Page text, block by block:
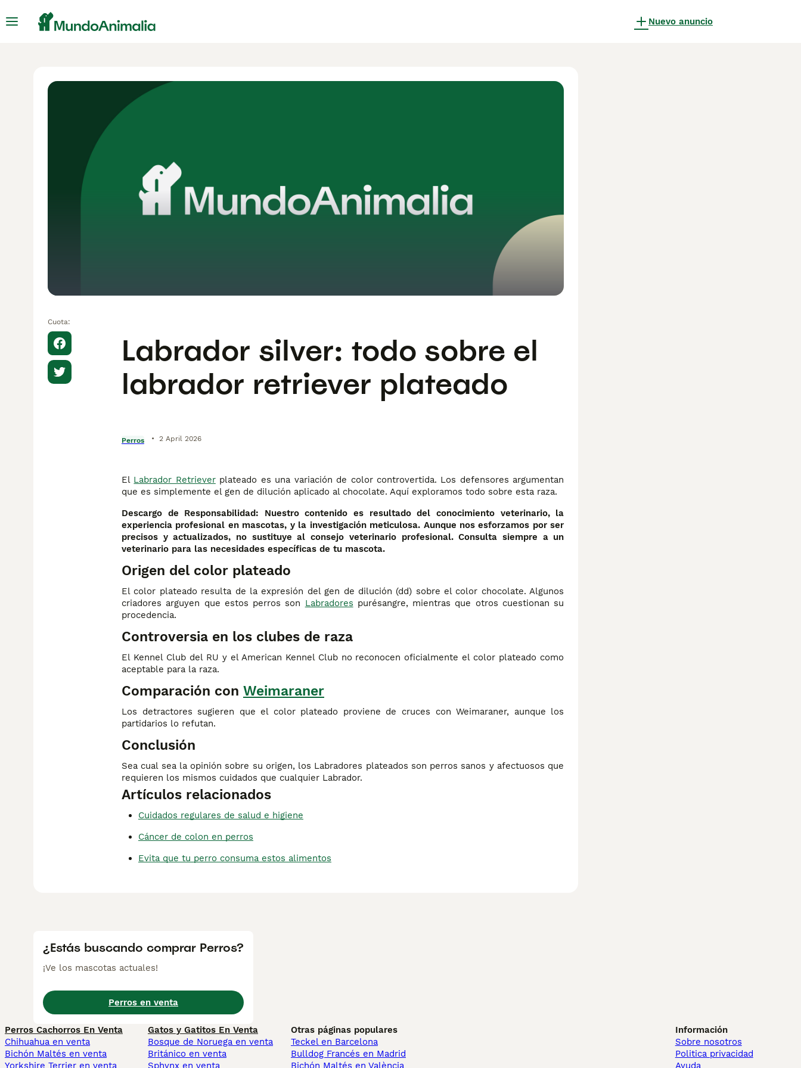
Nuevo anuncio
Cuota:
Labrador silver: todo sobre el
labrador retriever plateado
Perros • 2 April 2026
El Labrador Retrieverplateado es una variación de color controvertida. Los defensores argumentan
que es simplemente el gen de dilución aplicado al chocolate. Aquí exploramos todo sobre esta raza.
Descargo de Responsabilidad: Nuestro contenido es resultado del conocimiento veterinario, la
experiencia profesional en mascotas, y la investigación meticulosa. Aunque nos esforzamos por ser
precisos y actualizados, no sustituye al consejo veterinario profesional. Consulta siempre a un
veterinario para las necesidades específicas de tu mascota.
Origen del color plateado
El color plateado resulta de la expresión del gen de dilución (dd) sobre el color chocolate. Algunos
criadores arguyen que estos perros son Labradores purésangre, mientras que otros cuestionan su
procedencia.
Controversia en los clubes de raza
El Kennel Club del RU y el American Kennel Club no reconocen oficialmente el color plateado como
aceptable para la raza.
Comparación con Weimaraner
Los detractores sugieren que el color plateado proviene de cruces con Weimaraner, aunque los
partidarios lo refutan.
Conclusión
Sea cual sea la opinión sobre su origen, los Labradores plateados son perros sanos y afectuosos que
requieren los mismos cuidados que cualquier Labrador.
Artículos relacionados
Cuidados regulares de salud e higiene
Cáncer de colon en perros
Evita que tu perro consuma estos alimentos
¿Estás buscando comprar Perros?
¡Ve los mascotas actuales!
Perros en venta
Perros Cachorros En Venta
Chihuahua en venta
Bichón Maltés en venta
Yorkshire Terrier en venta
Gatos y Gatitos En Venta
Bosque de Noruega en venta
Británico en venta
Sphynx en venta
Otras páginas populares
Teckel en Barcelona
Bulldog Francés en Madrid
Bichón Maltés en València
Información
Sobre nosotros
Politica privacidad
Ayuda